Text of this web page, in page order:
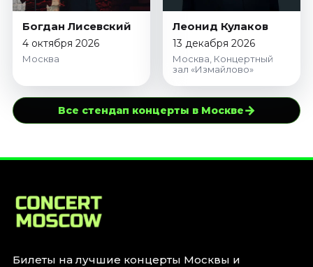
Богдан Лисевский
4 октября 2026
Москва
Леонид Кулаков
13 декабря 2026
Москва, Концертный
зал «Измайлово»
Все стендап концерты в Москве→
Билеты на лучшие концерты Москвы и